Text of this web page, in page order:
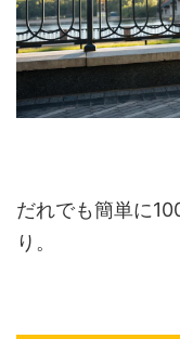
だれでも簡単に
り。